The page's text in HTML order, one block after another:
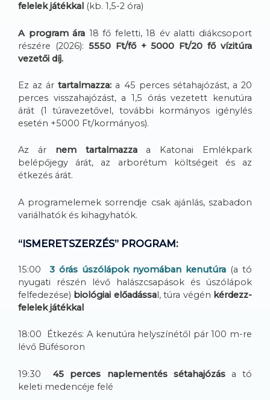
felelek játékkal (kb. 1,5-2 óra)
A program ára 18 fő feletti, 18 év alatti diákcsoport
részére (2026): 5550 Ft/fő + 5000 Ft/20 fő vízitúra
vezetői díj.
Ez az ártartalmazza: a 45 perces sétahajózást, a 20
perces visszahajózást, a 1,5 órás vezetett kenutúra
árát (1 túravezetővel, további kormányos igénylés
esetén +5000 Ft/kormányos).
Az ár nem tartalmazzaa Katonai Emlékpark
belépőjegy árát, az arborétum költségeit és az
étkezés árát.
A programelemek sorrendje csak ajánlás, szabadon
variálhatók és kihagyhatók.
“ISMERETSZERZÉS” PROGRAM:
15:00 3 órás úszólápok nyomában kenutúra (a tó
nyugati részén lévő halászcsapások és úszólápok
felfedezése) biológiai előadással, túra végén kérdezz-
felelek játékkal
18:00 Étkezés: A kenutúra helyszínétől pár 100 m-re
lévő Büfésoron
19:3045 perces naplementés sétahajózása tó
keleti medencéje felé